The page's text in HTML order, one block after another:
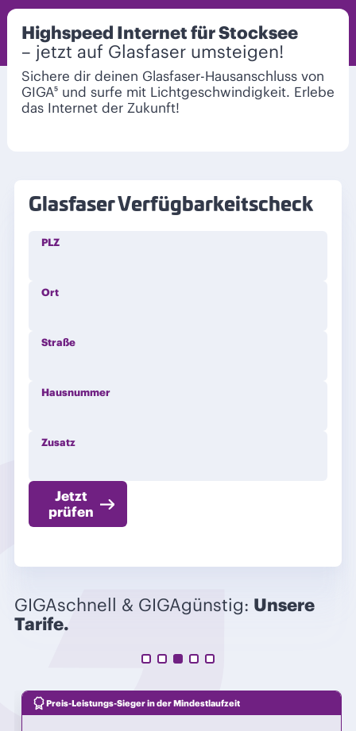
Highspeed Internet für Stocksee
– jetzt auf Glasfaser umsteigen!
Sichere dir deinen Glasfaser-Hausanschluss von
GIGA⁵ und surfe mit Lichtgeschwindigkeit. Erlebe
das Internet der Zukunft!
Glasfaser Verfügbarkeitscheck
PLZ
Ort
Straße
Hausnummer
Zusatz
Jetzt
prüfen
GIGAschnell & GIGAgünstig: Unsere
Tarife.
Preis-Leistungs-Sieger in der Mindestlaufzeit